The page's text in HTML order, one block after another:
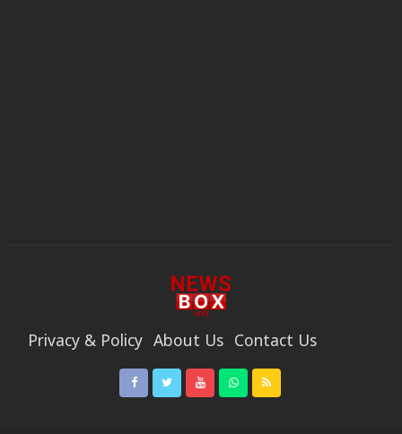
Privacy & Policy About Us Contact Us
Code Of Ethics Privacy & Policy